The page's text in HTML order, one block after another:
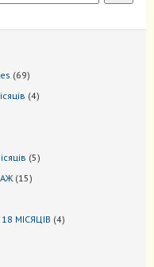
6969
44
55
1515
МІСЯЦІВ 44